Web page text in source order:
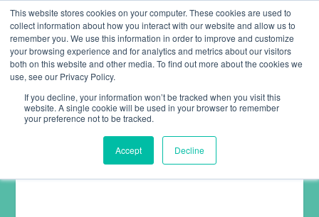
This website stores cookies on your computer. These cookies are used to
collect information about how you interact with our website and allow us to
remember you. We use this information in order to improve and customize
your browsing experience and for analytics and metrics about our visitors
both on this website and other media. To find out more about the cookies we
use, see our Privacy Policy.
If you decline, your information won’t be tracked when you visit this
website. A single cookie will be used in your browser to remember
your preference not to be tracked.
Accept Decline
POLAR LOOP 2
(AKTIVITÄTSTRACKER)